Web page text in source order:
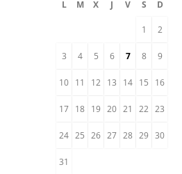
L M X J V S D
1 2
3 4 5 6 7 8 9
10 11 12 13 14 15 16
17 18 19 20 21 22 23
24 25 26 27 28 29 30
31